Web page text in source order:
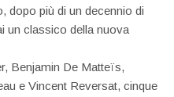
dopo più di un decennio di
un classico della nuova
Benjamin De Matteïs,
e Vincent Reversat, cinque